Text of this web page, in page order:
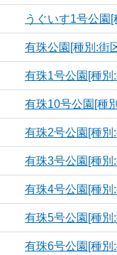
うぐいす1号公園[
有珠公園[種別:街
有珠1号公園[種別
有珠10号公園[種
有珠2号公園[種別
有珠3号公園[種別
有珠4号公園[種別
有珠5号公園[種別
有珠6号公園[種別